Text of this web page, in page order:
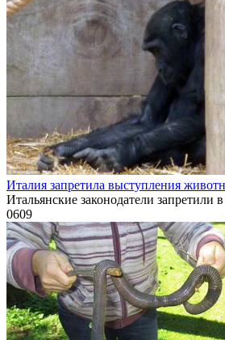
Италия запретила выступления
Итальянские законодатели запретили
0609